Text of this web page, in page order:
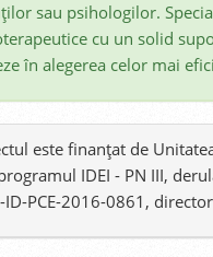
sau psihologilor.
cu un solid
în alegerea celor mai
este finanţat de
IDEI - PN III,
ID-PCE-2016-0861,